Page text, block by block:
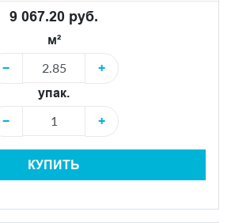
9 067.20 руб.
м²
−
+
упак.
−
+
КУПИТЬ